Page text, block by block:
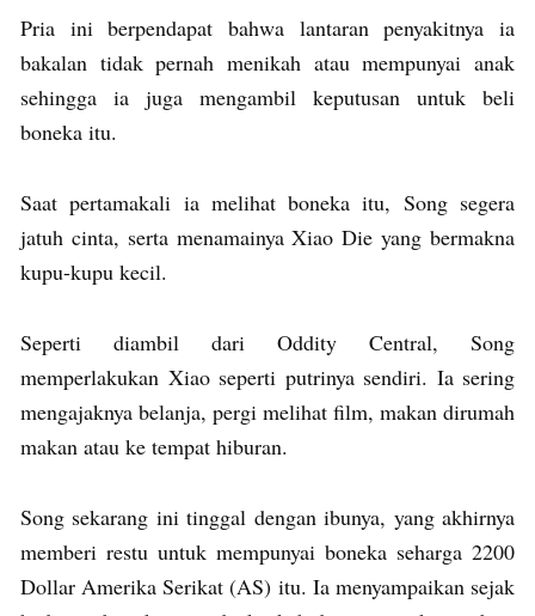
Pria ini berpendapat bahwa lantaran penyakitnya ia
bakalan tidak pernah menikah atau mempunyai anak
sehingga ia juga mengambil keputusan untuk beli
boneka itu.
Saat pertamakali ia melihat boneka itu, Song segera
jatuh cinta, serta menamainya Xiao Die yang bermakna
kupu-kupu kecil.
Seperti diambil dari Oddity Central, Song
memperlakukan Xiao seperti putrinya sendiri. Ia sering
mengajaknya belanja, pergi melihat film, makan dirumah
makan atau ke tempat hiburan.
Song sekarang ini tinggal dengan ibunya, yang akhirnya
memberi restu untuk mempunyai boneka seharga 2200
Dollar Amerika Serikat (AS) itu. Ia menyampaikan sejak